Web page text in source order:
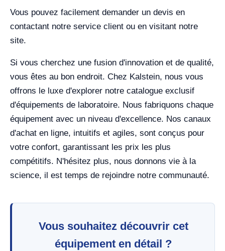
Vous pouvez facilement demander un devis en
contactant notre service client ou en visitant notre
site.
Si vous cherchez une fusion d'innovation et de qualité,
vous êtes au bon endroit. Chez Kalstein, nous vous
offrons le luxe d'explorer notre catalogue exclusif
d'équipements de laboratoire. Nous fabriquons chaque
équipement avec un niveau d'excellence. Nos canaux
d'achat en ligne, intuitifs et agiles, sont conçus pour
votre confort, garantissant les prix les plus
compétitifs. N'hésitez plus, nous donnons vie à la
science, il est temps de rejoindre notre communauté.
Vous souhaitez découvrir cet
équipement en détail ?